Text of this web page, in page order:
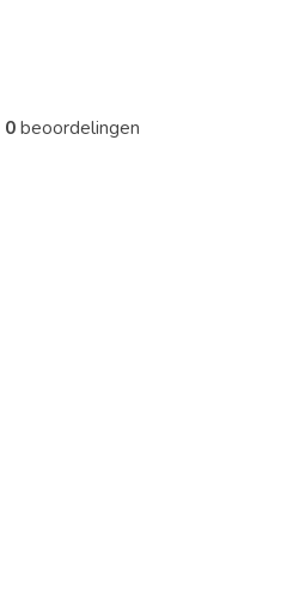
0beoordelingen